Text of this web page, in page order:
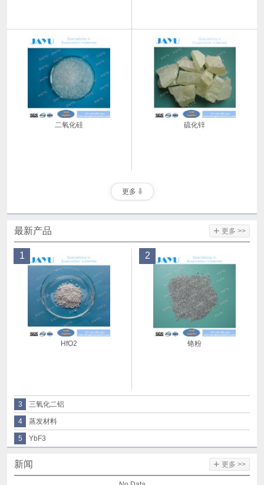
二氧化硅 硫化锌
更多
最新产品 + 更多 >>
HfO2
1
铬粉
2
3 三氧化二铝
4 蒸发材料
5 YbF3
新闻 + 更多 >>